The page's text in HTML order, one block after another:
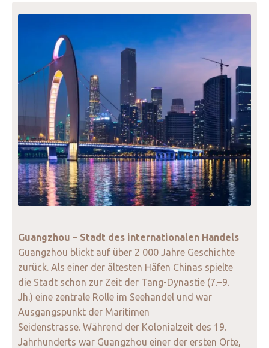
Guangzhou – Stadt des internationalen Handels
Guangzhou blickt auf über 2 000 Jahre Geschichte
zurück. Als einer der ältesten Häfen Chinas spielte
die Stadt schon zur Zeit der Tang-Dynastie (7.–9.
Jh.) eine zentrale Rolle im Seehandel und war
Ausgangspunkt der Maritimen
Seidenstrasse. Während der Kolonialzeit des 19.
Jahrhunderts war Guangzhou einer der ersten Orte,